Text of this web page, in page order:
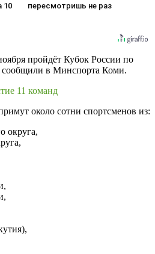
10
пересмотришь не раз
пройдёт Кубок России по
в Минспорта Коми.
11 команд
около сотни спортсменов из:
округа,